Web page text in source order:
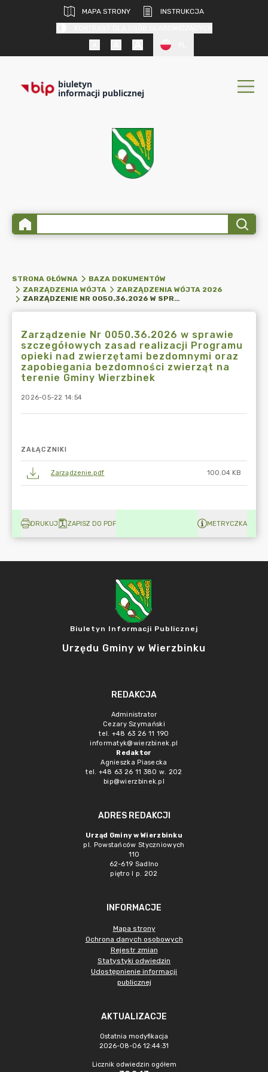
MAPA STRONY
INSTRUKCJA
biuletyn
informacji publicznej
STRONA GŁÓWNA
BAZA DOKUMENTÓW
ZARZĄDZENIA WÓJTA
ZARZĄDZENIA WÓJTA 2026
ZARZĄDZENIE NR 0050.36.2026 W SPRAWIE SZCZEGÓŁOWYCH ZASAD REALIZACJI PROGRAMU OPIEKI NAD ZWIERZĘTAMI BEZDOMNYMI ORAZ ZAPOBIEGANIA BEZDOMNOŚCI ZWIERZĄT NA TERENIE GMINY WIERZBINEK
Zarządzenie Nr 0050.36.2026 w sprawie
szczegółowych zasad realizacji Programu
opieki nad zwierzętami bezdomnymi oraz
zapobiegania bezdomności zwierząt na
terenie Gminy Wierzbinek
2026-05-22 14:54
ZAŁĄCZNIKI
Zarządzenie.pdf 100.04 KB
DRUKUJ ZAPISZ DO PDF METRYCZKA
Biuletyn Informacji Publicznej
Urzędu Gminy w Wierzbinku
REDAKCJA
Administrator
Cezary Szymański
tel. +48 63 26 11 190
informatyk@wierzbinek.pl
Redaktor
Agnieszka Piasecka
tel. +48 63 26 11 380 w. 202
bip@wierzbinek.pl
ADRES REDAKCJI
Urząd Gminy w Wierzbinku
pl. Powstańców Styczniowych
110
62-619 Sadlno
piętro I p. 202
INFORMACJE
Mapa strony
Ochrona danych osobowych
Rejestr zmian
Statystyki odwiedzin
Udostępnienie informacji
publicznej
AKTUALIZACJE
Ostatnia modyfikacja
2026-08-06 12:44:31
Licznik odwiedzin ogółem